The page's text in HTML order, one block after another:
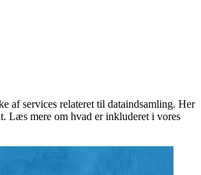
af services relateret til dataindsamling. Her
Læs mere om hvad er inkluderet i vores